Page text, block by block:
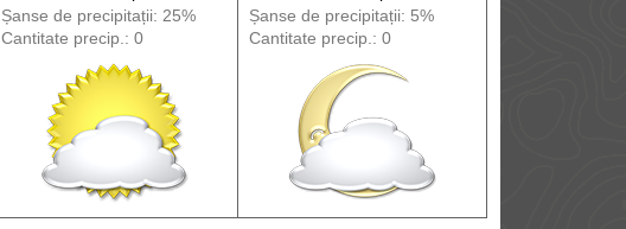
Șanse de precipitații: 25%
Cantitate precip.: 0
Șanse de precipitații: 5%
Cantitate precip.: 0